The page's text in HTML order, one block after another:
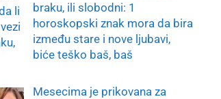
braku, ili slobodni: 1
horoskopski znak mora da bira
između stare i nove ljubavi,
biće teško baš, baš
Mesecima je prikovana za